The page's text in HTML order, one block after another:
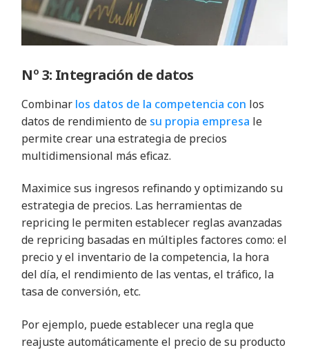
Nº 3: Integración de datos
Combinar los datos de la competencia con los
datos de rendimiento de su propia empresa le
permite crear una estrategia de precios
multidimensional más eficaz.
Maximice sus ingresos refinando y optimizando su
estrategia de precios. Las herramientas de
repricing le permiten establecer reglas avanzadas
de repricing basadas en múltiples factores como: el
precio y el inventario de la competencia, la hora
del día, el rendimiento de las ventas, el tráfico, la
tasa de conversión, etc.
Por ejemplo, puede establecer una regla que
reajuste automáticamente el precio de su producto